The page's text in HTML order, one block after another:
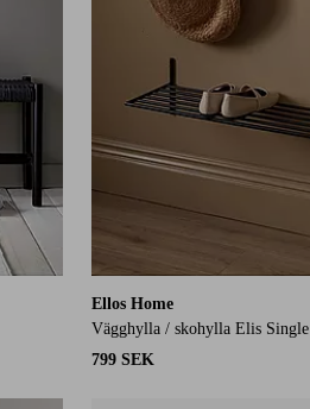
Ellos Home
Vägghylla / skohylla Elis Single
799 SEK